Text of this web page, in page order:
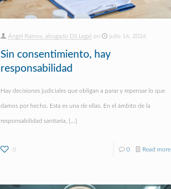
Ángel Ramos, abogado DS Legal on julio 16, 2026
Sin consentimiento, hay
responsabilidad
Hay decisiones judiciales que obligan a parar y repensar lo que
damos por hecho. Esta es una de ellas. En el ámbito de la
responsabilidad sanitaria, […]
0 0 Read more